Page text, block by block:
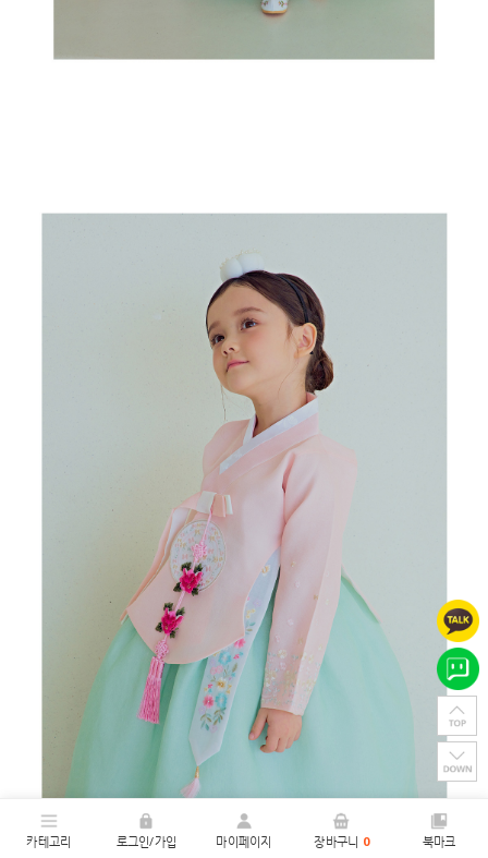
카테고리 로그인/가입 마이페이지 장바구니 0 북마크